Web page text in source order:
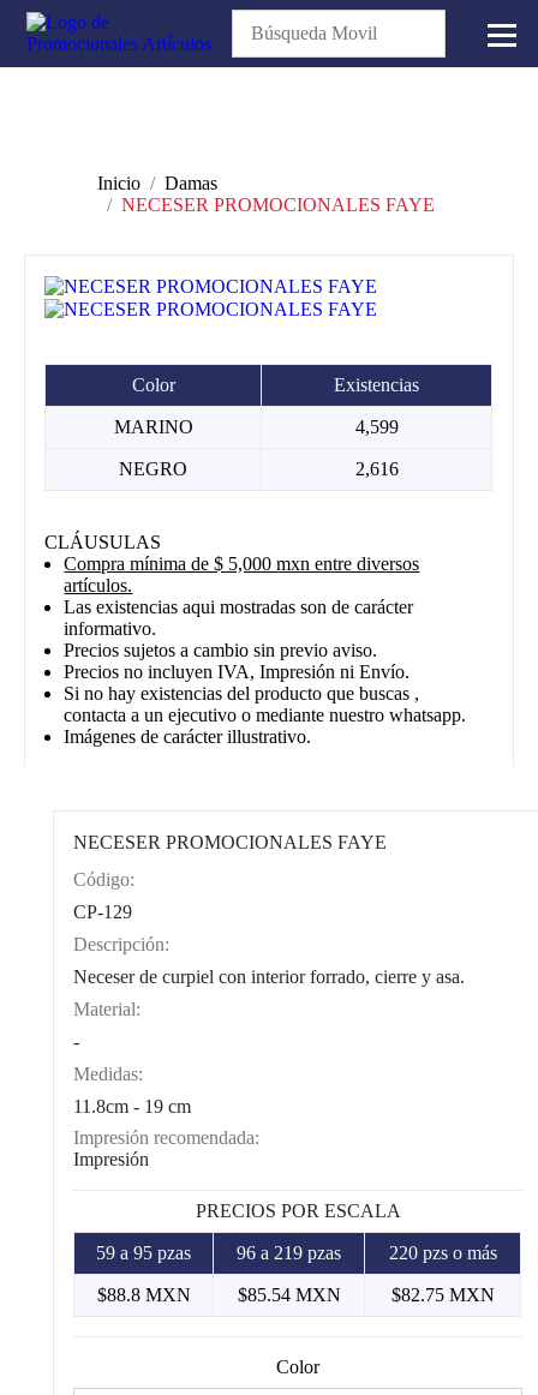
Inicio
Damas
NECESER PROMOCIONALES FAYE
Color Existencias
MARINO 4,599
NEGRO 2,616
CLÁUSULAS
Compra mínima de $ 5,000 mxn entre diversos
artículos.
Las existencias aqui mostradas son de carácter
informativo.
Precios sujetos a cambio sin previo aviso.
Precios no incluyen IVA, Impresión ni Envío.
Si no hay existencias del producto que buscas ,
contacta a un ejecutivo o mediante nuestro whatsapp.
Imágenes de carácter illustrativo.
NECESER PROMOCIONALES FAYE
Código:
CP-129
Descripción:
Neceser de curpiel con interior forrado, cierre y asa.
Material:
-
Medidas:
11.8cm - 19 cm
Impresión recomendada:
Impresión
PRECIOS POR ESCALA
59 a 95 pzas 96 a 219 pzas 220 pzs o más
$88.8 MXN $85.54 MXN $82.75 MXN
Color